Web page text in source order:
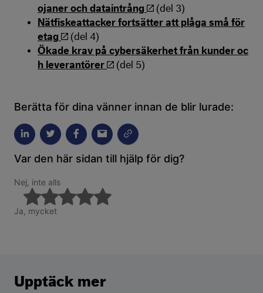
ojaner och dataintrång
(del 3)
Nätfiskeattacker fortsätter att plåga små för
etag
(del 4)
Ökade krav på cybersäkerhet från kunder oc
h leverantörer
(del 5)
Berätta för dina vänner innan de blir lurade:
Var den här sidan till hjälp för dig?
Nej, inte alls
Ja, mycket
Upptäck mer